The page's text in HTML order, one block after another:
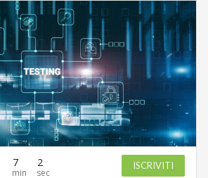
7 2 ISCRIVITI